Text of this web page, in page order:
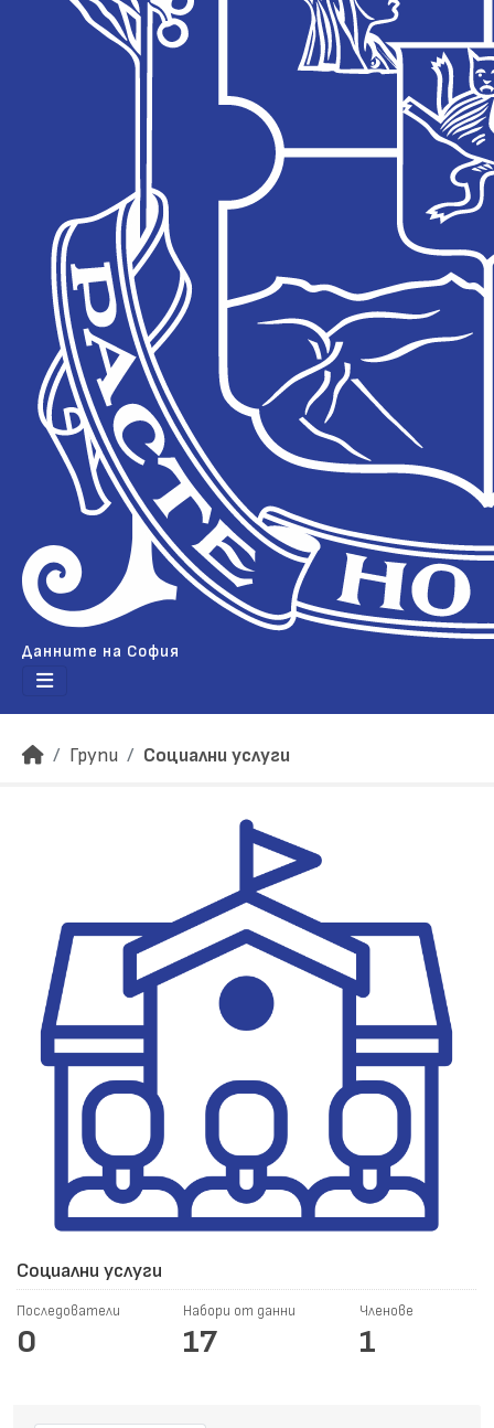
Данните на София
Групи Социални услуги
Социални услуги
Последователи
0
Набори от данни
17
Членове
1